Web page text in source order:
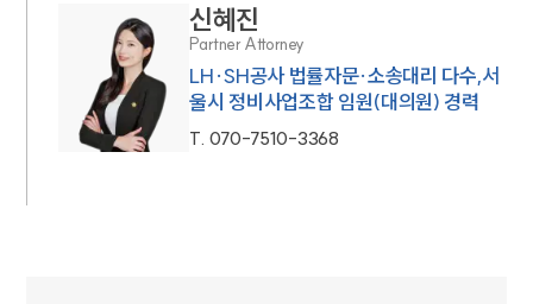
신혜진
Partner Attorney
LH·SH공사 법률자문·소송대리 다수,서
울시 정비사업조합 임원(대의원) 경력
T. 070-7510-3368